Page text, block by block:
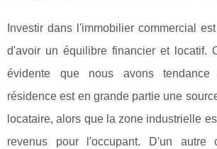
Investir dans l'immobilier commercial
d'avoir un équilibre financier et locatif.
évidente que nous avons
résidence est en grande partie une
locataire, alors que la zone industrielle
revenus pour l'occupant. D'un autre